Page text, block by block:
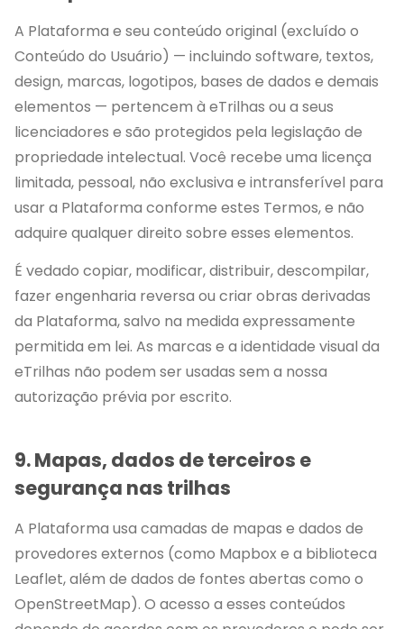
A Plataforma e seu conteúdo original (excluído o
Conteúdo do Usuário) — incluindo software, textos,
design, marcas, logotipos, bases de dados e demais
elementos — pertencem à eTrilhas ou a seus
licenciadores e são protegidos pela legislação de
propriedade intelectual. Você recebe uma licença
limitada, pessoal, não exclusiva e intransferível para
usar a Plataforma conforme estes Termos, e não
adquire qualquer direito sobre esses elementos.
É vedado copiar, modificar, distribuir, descompilar,
fazer engenharia reversa ou criar obras derivadas
da Plataforma, salvo na medida expressamente
permitida em lei. As marcas e a identidade visual da
eTrilhas não podem ser usadas sem a nossa
autorização prévia por escrito.
9. Mapas, dados de terceiros e
segurança nas trilhas
A Plataforma usa camadas de mapas e dados de
provedores externos (como Mapbox e a biblioteca
Leaflet, além de dados de fontes abertas como o
OpenStreetMap). O acesso a esses conteúdos